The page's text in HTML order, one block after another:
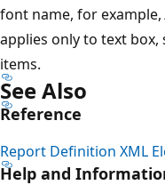
font name, for example,
applies only to text
items.
See Also
Reference
Report Definition XML
Help and